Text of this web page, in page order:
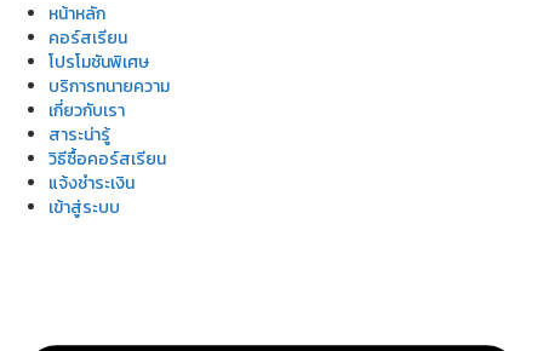
หน้าหลัก
คอร์สเรียน
โปรโมชันพิเศษ
บริการทนายความ
เกี่ยวกับเรา
สาระน่ารู้
วิธีซื้อคอร์สเรียน
แจ้งชำระเงิน
เข้าสู่ระบบ